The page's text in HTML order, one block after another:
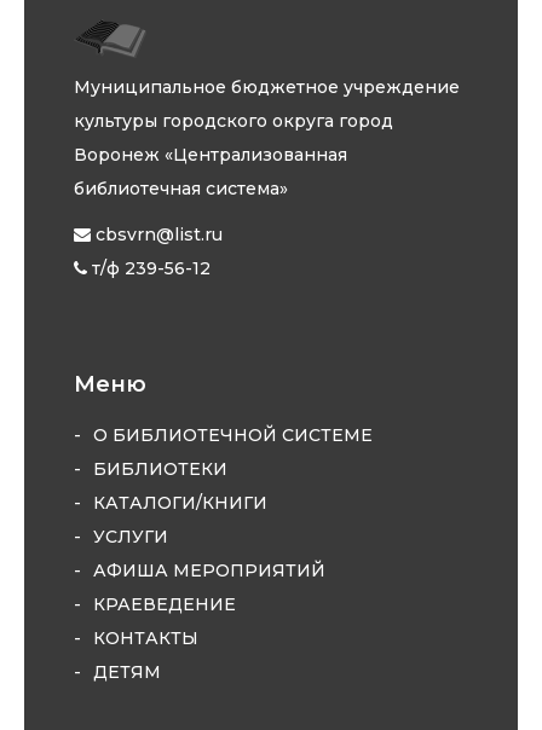
Муниципальное бюджетное учреждение
культуры городского округа город
Воронеж «Централизованная
библиотечная система»
cbsvrn@list.ru
т/ф 239-56-12
Меню
О БИБЛИОТЕЧНОЙ СИСТЕМЕ
БИБЛИОТЕКИ
КАТАЛОГИ/КНИГИ
УСЛУГИ
АФИША МЕРОПРИЯТИЙ
КРАЕВЕДЕНИЕ
КОНТАКТЫ
ДЕТЯМ